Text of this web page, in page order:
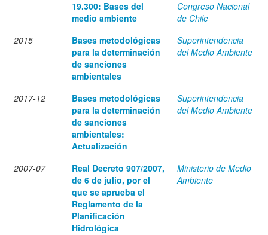
19.300: Bases del
medio ambiente
Congreso Nacional
de Chile
2015
Bases metodológicas
para la determinación
de sanciones
ambientales
Superintendencia
del Medio Ambiente
2017-12
Bases metodológicas
para la determinación
de sanciones
ambientales:
Actualización
Superintendencia
del Medio Ambiente
2007-07
Real Decreto 907/2007,
de 6 de julio, por el
que se aprueba el
Reglamento de la
Planificación
Hidrológica
Ministerio de Medio
Ambiente